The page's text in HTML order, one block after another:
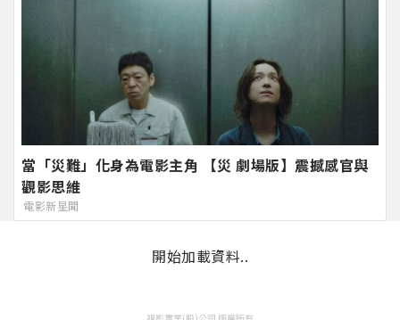
當「災難」化身為電影主角 【災 劇場版】震撼感官與
觀影思維
電影新星聞
開始加載資料..